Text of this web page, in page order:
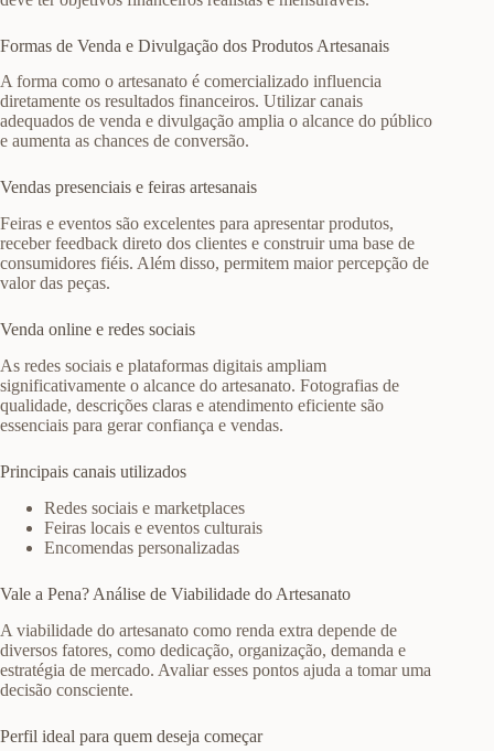
Formas de Venda e Divulgação dos Produtos Artesanais
A forma como o artesanato é comercializado influencia
diretamente os resultados financeiros. Utilizar canais
adequados de venda e divulgação amplia o alcance do público
e aumenta as chances de conversão.
Vendas presenciais e feiras artesanais
Feiras e eventos são excelentes para apresentar produtos,
receber feedback direto dos clientes e construir uma base de
consumidores fiéis. Além disso, permitem maior percepção de
valor das peças.
Venda online e redes sociais
As redes sociais e plataformas digitais ampliam
significativamente o alcance do artesanato. Fotografias de
qualidade, descrições claras e atendimento eficiente são
essenciais para gerar confiança e vendas.
Principais canais utilizados
Redes sociais e marketplaces
Feiras locais e eventos culturais
Encomendas personalizadas
Vale a Pena? Análise de Viabilidade do Artesanato
A viabilidade do artesanato como renda extra depende de
diversos fatores, como dedicação, organização, demanda e
estratégia de mercado. Avaliar esses pontos ajuda a tomar uma
decisão consciente.
Perfil ideal para quem deseja começar